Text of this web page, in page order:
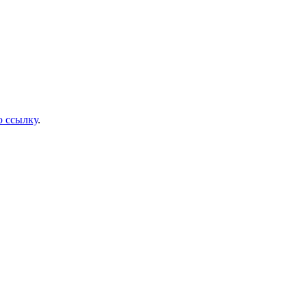
ссылку.